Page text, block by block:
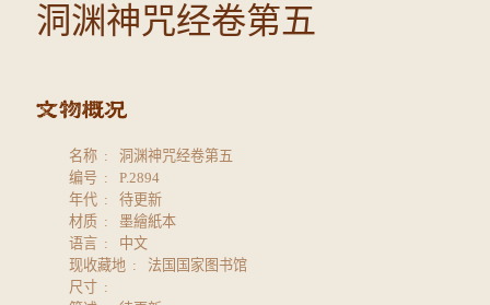
洞渊神咒经卷第五
名称
洞渊神咒经卷第五
编号
P.2894
年代
待更新
材质
墨繪紙本
语言
中文
现收藏地
法国国家图书馆
尺寸